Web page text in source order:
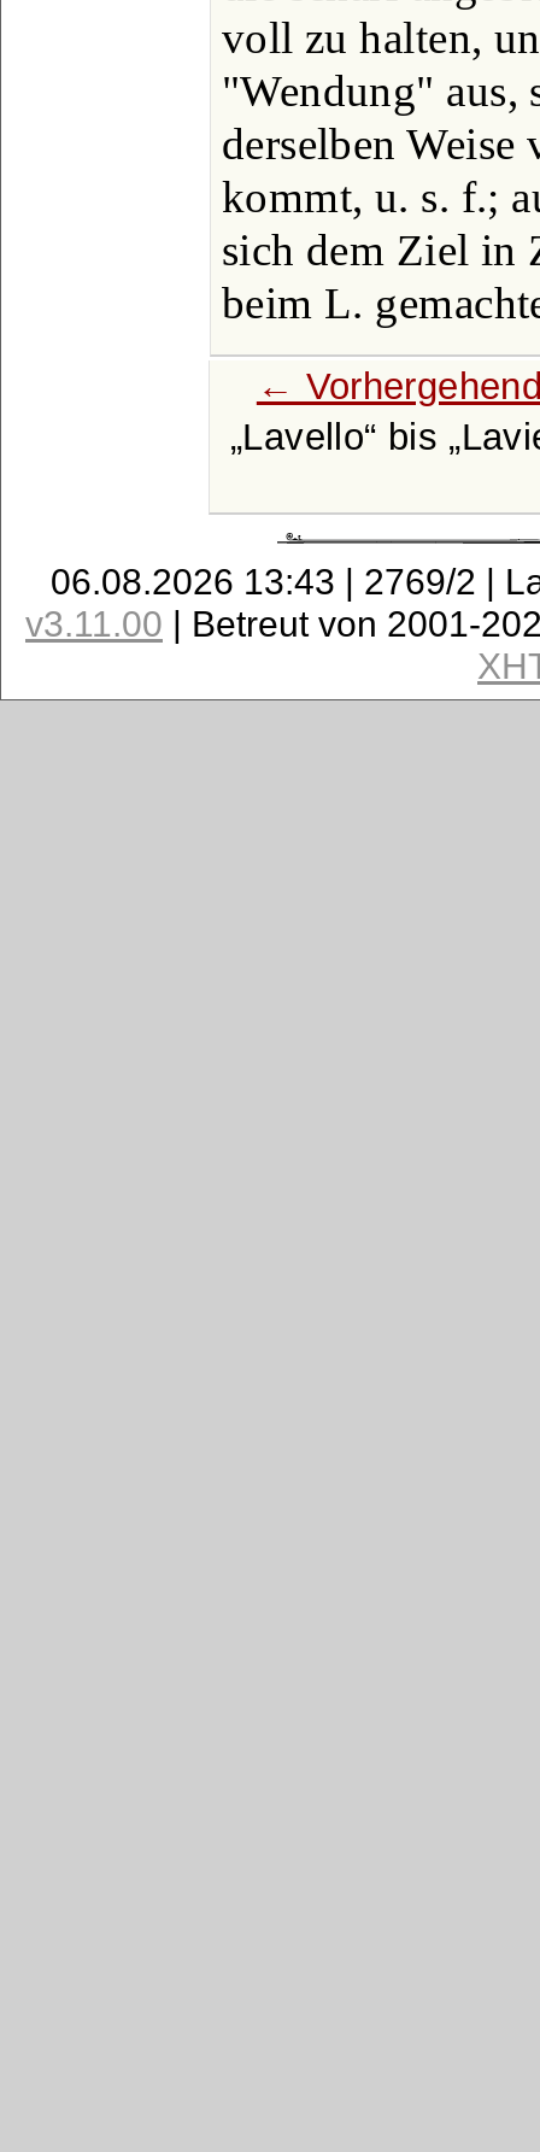
voll zu halten,
"Wendung" aus,
derselben Weise
kommt, u. s. f.;
sich dem Ziel in
beim L.
←
Lavello
bis
06.08.2026 13:43 | 2769/2 |
v3.11.00 | Betreut von 2001-